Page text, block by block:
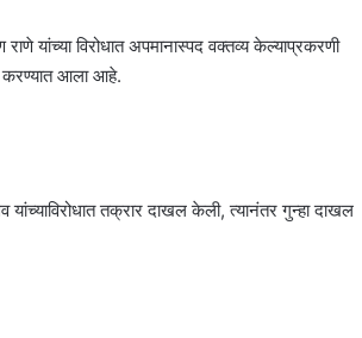
यांच्या विरोधात अपमानास्पद वक्तव्य केल्याप्रकरणी
करण्यात आला आहे.
यांच्याविरोधात तक्रार दाखल केली, त्यानंतर गुन्हा दाखल